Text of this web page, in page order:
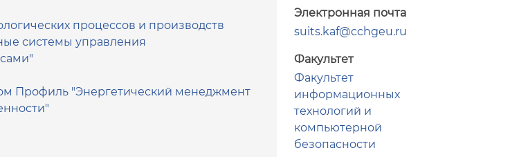
Электронная почта
suits.kaf@cchgeu.ru
Факультет
Факультет
информационных
технологий и
компьютерной
безопасности
процессов и производств
системы управления
Профиль "Энергетический менеджмент